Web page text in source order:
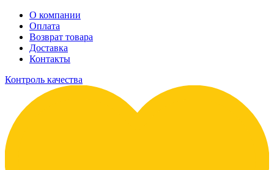
О компании
Оплата
Возврат товара
Доставка
Контакты
Контроль качества